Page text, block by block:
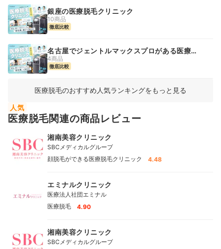
銀座の医療脱毛クリニック
10商品
徹底比較
名古屋でジェントルマックスプロがある医療脱
毛クリニック
4商品
徹底比較
医療脱毛のおすすめ人気ランキングをもっと見る
人気
医療脱毛関連の商品レビュー
湘南美容クリニック
SBCメディカルグループ
顔脱毛ができる医療脱毛クリニック
4.48
エミナルクリニック
医療法人社団エミナル
医療脱毛
4.90
湘南美容クリニック
SBCメディカルグループ